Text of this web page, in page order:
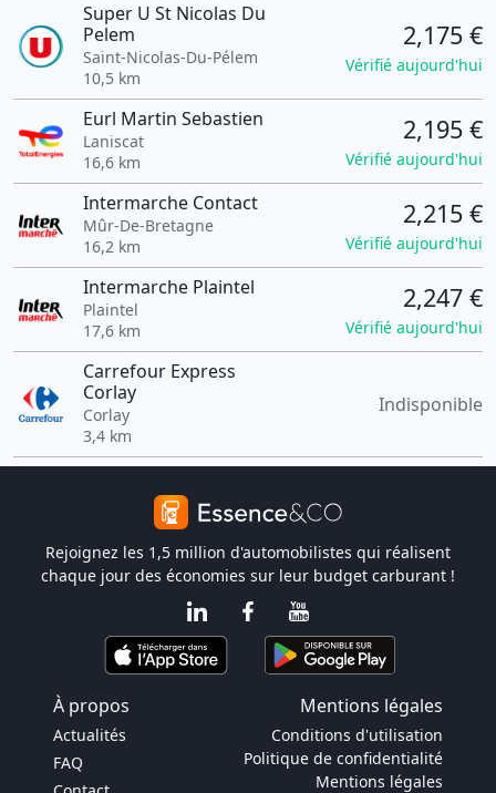
Super U St Nicolas Du
Pelem
Saint-Nicolas-Du-Pélem
10,5 km
2,175 €
Vérifié aujourd'hui
Eurl Martin Sebastien
Laniscat
16,6 km
2,195 €
Vérifié aujourd'hui
Intermarche Contact
Mûr-De-Bretagne
16,2 km
2,215 €
Vérifié aujourd'hui
Intermarche Plaintel
Plaintel
17,6 km
2,247 €
Vérifié aujourd'hui
Carrefour Express
Corlay
Corlay
3,4 km
Indisponible
Rejoignez les 1,5 million d'automobilistes qui réalisent
chaque jour des économies sur leur budget carburant !
À propos Mentions légales
Actualités
FAQ
Conditions d'utilisation
Politique de confidentialité
Mentions légales